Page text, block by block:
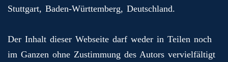
Stuttgart, Baden-Württemberg, Deutschland.
Der Inhalt dieser Webseite darf weder in Teilen noch
im Ganzen ohne Zustimmung des Autors vervielfältigt